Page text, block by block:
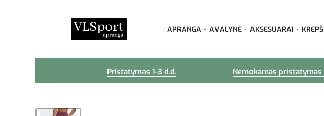
APRANGA AVALYNĖ AKSESUARAI
Pristatymas 1-3 d.d. Nemokamas